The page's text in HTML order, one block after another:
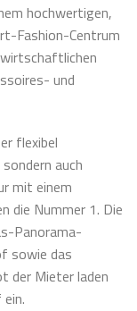
hochwertigen,
Fashion-Centrum
und
flexibel
auch
mit einem
die Nummer 1. Die
Panorama-
sowie das
der Mieter laden